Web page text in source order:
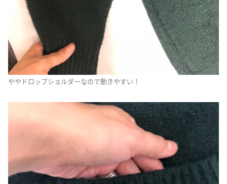
ややドロップショルダーなので動きやすい！